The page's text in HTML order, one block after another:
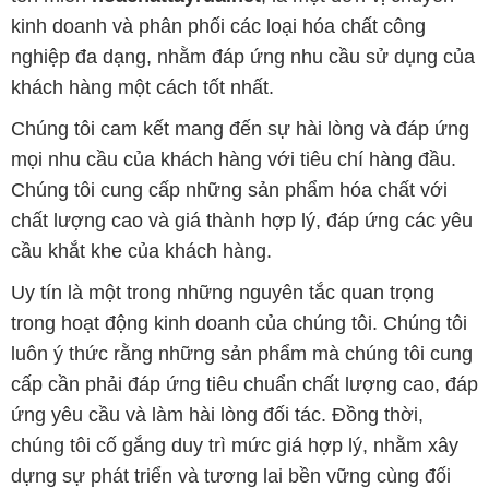
kinh doanh và phân phối các loại hóa chất công
nghiệp đa dạng, nhằm đáp ứng nhu cầu sử dụng của
khách hàng một cách tốt nhất.
Chúng tôi cam kết mang đến sự hài lòng và đáp ứng
mọi nhu cầu của khách hàng với tiêu chí hàng đầu.
Chúng tôi cung cấp những sản phẩm hóa chất với
chất lượng cao và giá thành hợp lý, đáp ứng các yêu
cầu khắt khe của khách hàng.
Uy tín là một trong những nguyên tắc quan trọng
trong hoạt động kinh doanh của chúng tôi. Chúng tôi
luôn ý thức rằng những sản phẩm mà chúng tôi cung
cấp cần phải đáp ứng tiêu chuẩn chất lượng cao, đáp
ứng yêu cầu và làm hài lòng đối tác. Đồng thời,
chúng tôi cố gắng duy trì mức giá hợp lý, nhằm xây
dựng sự phát triển và tương lai bền vững cùng đối